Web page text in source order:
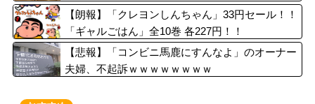
【朗報】「クレヨンしんちゃん」33円セール！！
「ギャルごはん」全10巻 各227円！！
【悲報】「コンビニ馬鹿にすんなよ」のオーナー
夫婦、不起訴ｗｗｗｗｗｗｗｗ